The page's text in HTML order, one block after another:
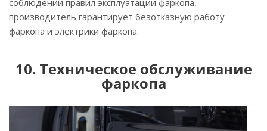
соблюдении правил эксплуатации фаркопа,
производитель гарантирует безотказную работу
фаркопа и электрики фаркопа.
10. Техническое обслуживание
фаркопа